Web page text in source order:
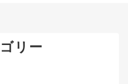
リー